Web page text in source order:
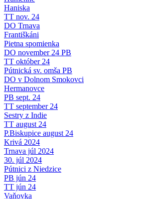
Haniska
TT nov. 24
DO Trnava
Františkáni
Pietna spomienka
DO november 24 PB
TT október 24
Pútnická sv. omša PB
DO v Dolnom Smokovci
Hermanovce
PB sept. 24
TT september 24
Sestry z Indie
TT august 24
P.Biskupice august 24
Krivá 2024
Trnava júl 2024
30. júl 2024
Pútnici z Niedzice
PB jún 24
TT jún 24
Vaňovka